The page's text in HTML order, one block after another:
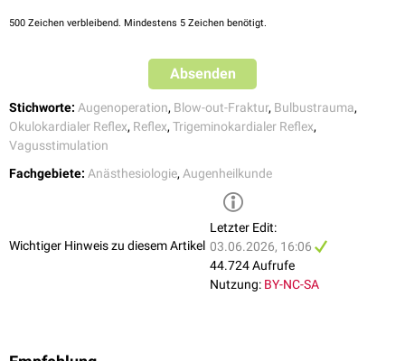
Ausschlaggebend ist die Dosierungsempfehlung in der
500 Zeichen verbleibend. Mindestens 5 Zeichen benötigt.
Absenden
Stichworte: Augenoperation, Blow-out-Fraktur, Bulbustrauma,
Okulokardialer Reflex, Reflex, Trigeminokardialer Reflex,
Vagusstimulation
Fachgebiete: Anästhesiologie, Augenheilkunde
Wichtiger Hinweis zu diesem Artikel
Letzter Edit:
03.06.2026, 16:06
44.724 Aufrufe
Nutzung: BY-NC-SA